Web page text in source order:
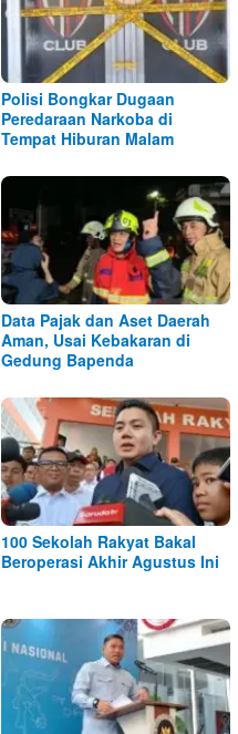
Polisi Bongkar Dugaan
Peredaraan Narkoba di
Tempat Hiburan Malam
Data Pajak dan Aset Daerah
Aman, Usai Kebakaran di
Gedung Bapenda
100 Sekolah Rakyat Bakal
Beroperasi Akhir Agustus Ini